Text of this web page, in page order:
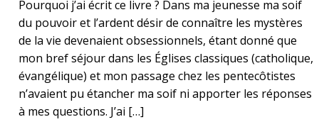
Pourquoi j’ai écrit ce livre ? Dans ma jeunesse ma soif
du pouvoir et l’ardent désir de connaître les mystères
de la vie devenaient obsessionnels, étant donné que
mon bref séjour dans les Églises classiques (catholique,
évangélique) et mon passage chez les pentecôtistes
n’avaient pu étancher ma soif ni apporter les réponses
à mes questions. J’ai […]